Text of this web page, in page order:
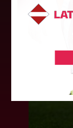
Latvijas
Čempionu
piekāpās
klubam